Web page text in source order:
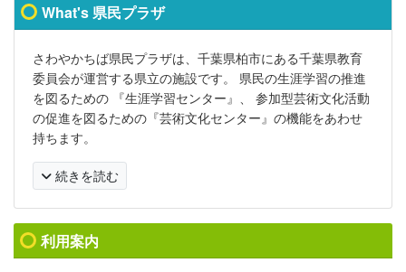
What's 県民プラザ
さわやかちば県民プラザは、千葉県柏市にある千葉県教育
委員会が運営する県立の施設です。 県民の生涯学習の推進
を図るための 『生涯学習センター』、 参加型芸術文化活動
の促進を図るための『芸術文化センター』の機能をあわせ
持ちます。
続きを読む
利用案内